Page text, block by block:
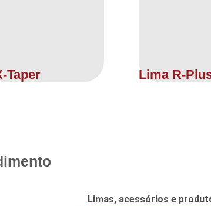
Taper Lima R-
Limas, acessórios e